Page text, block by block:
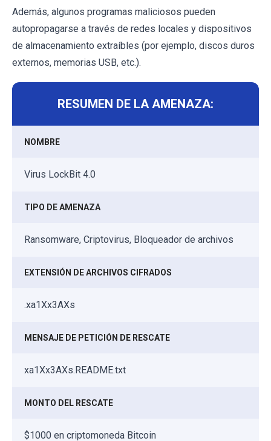
Además, algunos programas maliciosos pueden
autopropagarse a través de redes locales y dispositivos
de almacenamiento extraíbles (por ejemplo, discos duros
externos, memorias USB, etc.).
RESUMEN DE LA AMENAZA:
NOMBRE
Virus LockBit 4.0
TIPO DE AMENAZA
Ransomware, Criptovirus, Bloqueador de archivos
EXTENSIÓN DE ARCHIVOS CIFRADOS
.xa1Xx3AXs
MENSAJE DE PETICIÓN DE RESCATE
xa1Xx3AXs.README.txt
MONTO DEL RESCATE
$1000 en criptomoneda Bitcoin